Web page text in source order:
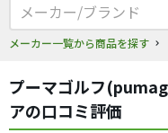
メーカー一覧から商品を探す
プーマゴルフ
アの口コミ評価